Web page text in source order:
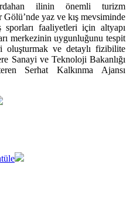
ilinin önemli turizm
Gölü’nde yaz ve kış mevsiminde
faaliyetleri için altyapı
merkezinin uygunluğunu tespit
oluşturmak ve detaylı fizibilite
Sanayi ve Teknoloji Bakanlığı
Serhat Kalkınma Ajansı